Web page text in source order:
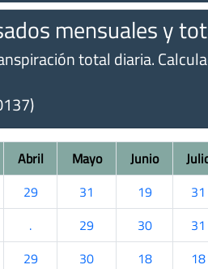
mensuales y
total diaria.
Abril Mayo Junio
29 31 19 31
. 29 30 31
29 30 18 18